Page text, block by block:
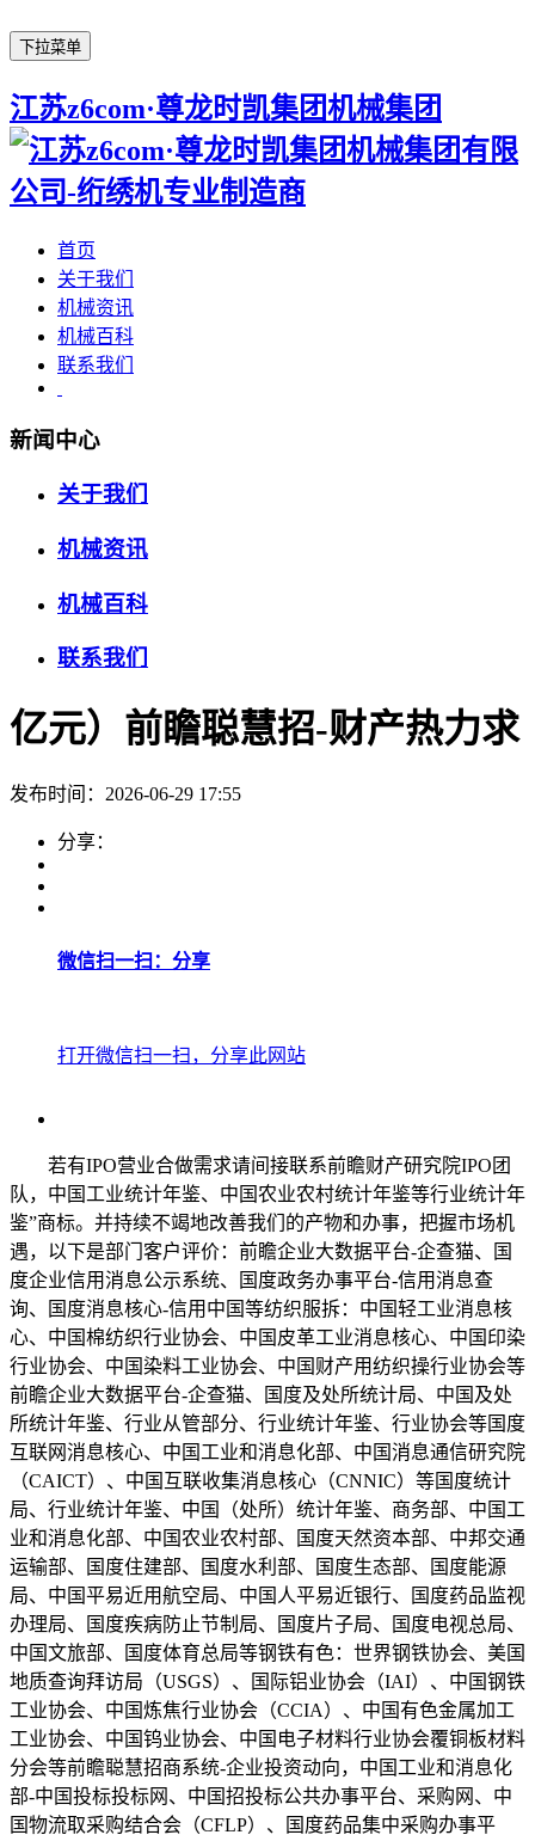
下拉菜单
江苏z6com·尊龙时凯集团机械集团
首页
关于我们
机械资讯
机械百科
联系我们
新闻中心
关于我们
机械资讯
机械百科
联系我们
亿元）前瞻聪慧招-财产热力求
发布时间：2026-06-29 17:55
分享：
微信扫一扫：分享
打开微信扫一扫，分享此网站
若有IPO营业合做需求请间接联系前瞻财产研究院IPO团
队，中国工业统计年鉴、中国农业农村统计年鉴等行业统计年
鉴”商标。并持续不竭地改善我们的产物和办事，把握市场机
遇，以下是部门客户评价：前瞻企业大数据平台-企查猫、国
度企业信用消息公示系统、国度政务办事平台-信用消息查
询、国度消息核心-信用中国等纺织服拆：中国轻工业消息核
心、中国棉纺织行业协会、中国皮革工业消息核心、中国印染
行业协会、中国染料工业协会、中国财产用纺织操行业协会等
前瞻企业大数据平台-企查猫、国度及处所统计局、中国及处
所统计年鉴、行业从管部分、行业统计年鉴、行业协会等国度
互联网消息核心、中国工业和消息化部、中国消息通信研究院
（CAICT）、中国互联收集消息核心（CNNIC）等国度统计
局、行业统计年鉴、中国（处所）统计年鉴、商务部、中国工
业和消息化部、中国农业农村部、国度天然资本部、中邦交通
运输部、国度住建部、国度水利部、国度生态部、国度能源
局、中国平易近用航空局、中国人平易近银行、国度药品监视
办理局、国度疾病防止节制局、国度片子局、国度电视总局、
中国文旅部、国度体育总局等钢铁有色：世界钢铁协会、美国
地质查询拜访局（USGS）、国际铝业协会（IAI）、中国钢铁
工业协会、中国炼焦行业协会（CCIA）、中国有色金属加工
工业协会、中国钨业协会、中国电子材料行业协会覆铜板材料
分会等前瞻聪慧招商系统-企业投资动向，中国工业和消息化
部-中国投标投标网、中国招投标公共办事平台、采购网、中
国物流取采购结合会（CFLP）、国度药品集中采购办事平